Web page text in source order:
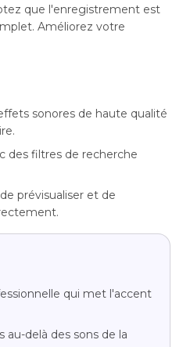
que l'enregistrement est
Améliorez votre
sonores de haute qualité
des filtres de recherche
prévisualiser et de
qui met l'accent
au-delà des sons de la